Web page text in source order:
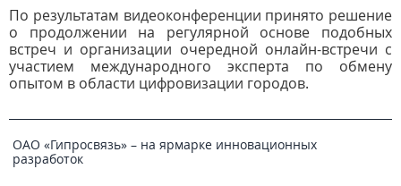
По результатам видеоконференции принято решение
о продолжении на регулярной основе подобных
встреч и организации очередной онлайн-встречи с
участием международного эксперта по обмену
опытом в области цифровизации городов.
ОАО «Гипросвязь» – на ярмарке инновационных
разработок